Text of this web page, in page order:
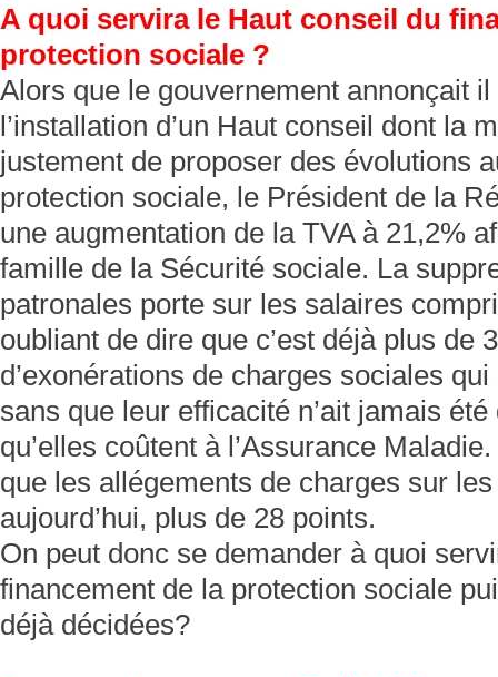
A quoi servira le Haut conseil du
protection sociale ?
Alors que le gouvernement annonçait
l’installation d’un Haut conseil dont la
justement de proposer des évolutions
protection sociale, le Président de la
une augmentation de la TVA à 21,2%
famille de la Sécurité sociale. La
patronales porte sur les salaires
oubliant de dire que c’est déjà plus de
d’exonérations de charges sociales
sans que leur efficacité n’ait jamais
qu’elles coûtent à l’Assurance
que les allégements de charges sur
aujourd’hui, plus de 28 points.
On peut donc se demander à quoi
financement de la protection sociale
déjà décidées?